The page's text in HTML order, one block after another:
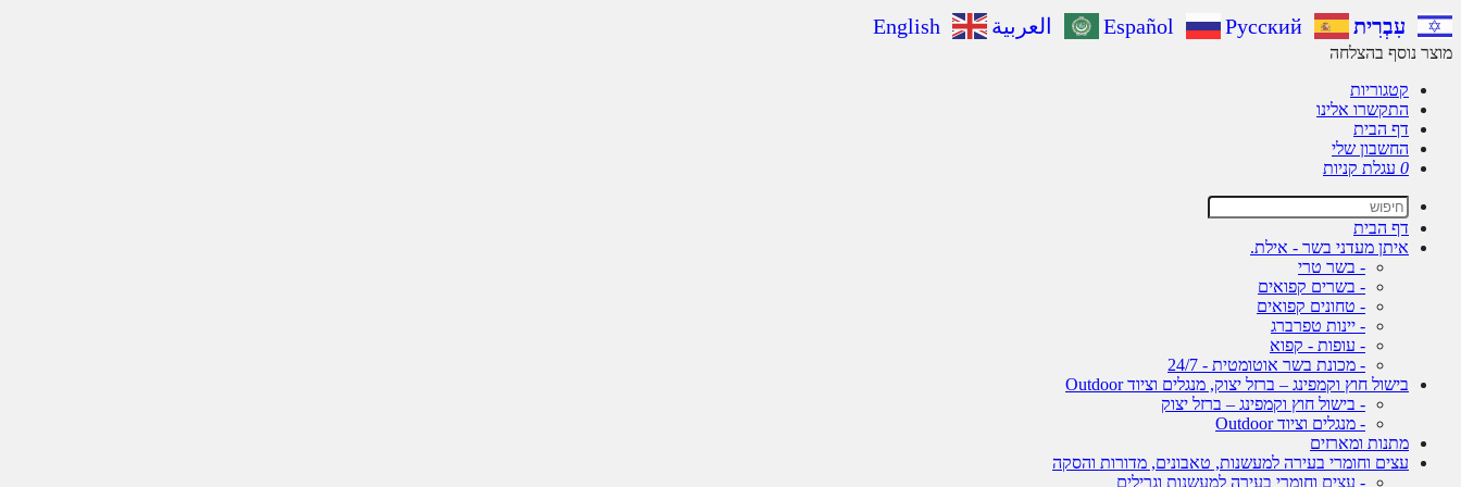
עִבְרִית Español Русский العربية English
מוצר נוסף בהצלחה
קטגוריות
התקשרו אלינו
דף הבית
החשבון שלי
0 עגלת קניות
דף הבית
איתן מעדני בשר - אילת.
- בשר טרי
- בשרים קפואים
- טחונים קפואים
- יינות טפרברג
- עופות - קפוא
- מכונת בשר אוטומטית - 24/7
בישול חוץ וקמפינג – ברזל יצוק, מנגלים וציוד Outdoor
- בישול חוץ וקמפינג – ברזל יצוק
- מנגלים וציוד Outdoor
מתנות ומארזים
עצים וחומרי בעירה למעשנות, טאבונים, מדורות והסקה
- עצים וחומרי בעירה למעשנות וגרילים